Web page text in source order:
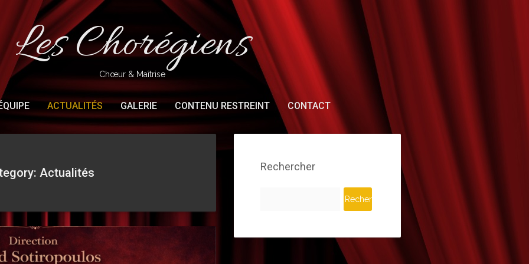
Les Chorégiens
Chœur & Maîtrise
ACTUALITÉS GALERIE CONTENU RESTREINT CONTACT
Actualités Rechercher